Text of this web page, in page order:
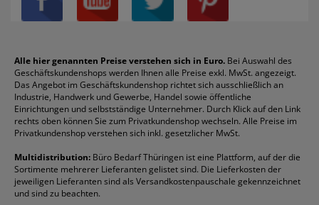
Über uns
Reklamation / Retouren
Vertrag widerrufen (Privatkunden)
Rabatte & Aktionen
Boardmarker
Briefumschläge
Druckerpatronen
Etiketten
Fineliner
Folienschreiber
Formulare
Gelschreiber
Geschäftsbücher
Klebeband
Klemmmappen
Kopierpapier
Korrekturmittel
Kugelschreiber
Mappen
Ordner
Packband
Permanentmarker
Sichthüllen
Taschenrechner
Textmarker
Tintenroller
Tintenpatronen
Toilettenpapier
Toner
Versandmaterial
Versandtaschen
Canon
Durable
DYMO
Edding
Esselte
Faber-Castell
Fellowes
Franken
Fripa
Melitta
Pentel
Pelikan
Pilot
Pritt
Schneider
Stabilo
Staedtler
Alle hier genannten Preise verstehen sich in Euro. Bei Auswahl des
Geschäftskundenshops werden Ihnen alle Preise exkl. MwSt. angezeigt.
Das Angebot im Geschäftskundenshop richtet sich ausschließlich an
Industrie, Handwerk und Gewerbe, Handel sowie öffentliche
Einrichtungen und selbstständige Unternehmer. Durch Klick auf den Link
rechts oben können Sie zum Privatkundenshop wechseln. Alle Preise im
Privatkundenshop verstehen sich inkl. gesetzlicher MwSt.
Multidistribution: Büro Bedarf Thüringen ist eine Plattform, auf der die
Sortimente mehrerer Lieferanten gelistet sind. Die Lieferkosten der
jeweiligen Lieferanten sind als Versandkostenpauschale gekennzeichnet
und sind zu beachten.